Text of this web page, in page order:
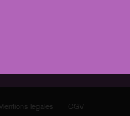
légales CGV